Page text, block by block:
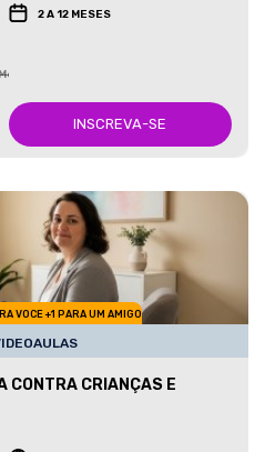
2 A 12 MESES
INSCREVA-SE
VOCE +1 PARA UM AMIGO
CONTRA CRIANÇAS E